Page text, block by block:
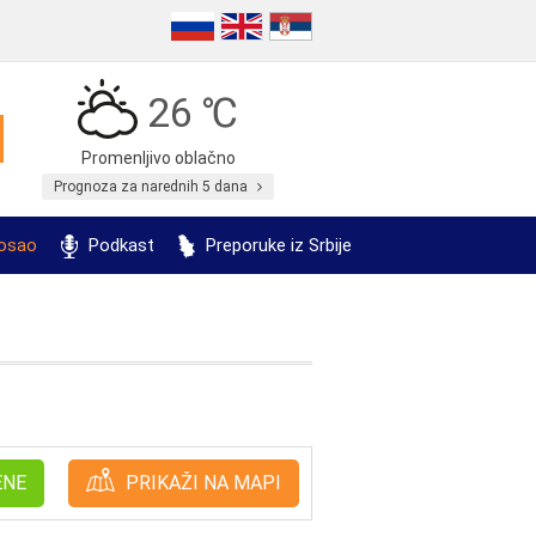
26 ℃
Promenljivo oblačno
Prognoza za narednih 5 dana
Podkast Preporuke iz Srbije
PRIKAŽI NA MAPI